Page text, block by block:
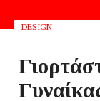
DESIGN